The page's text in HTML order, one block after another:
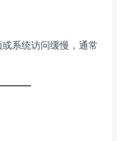
系统访问缓慢，通常